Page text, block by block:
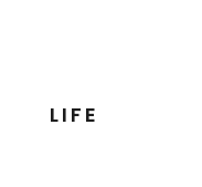
LIFE